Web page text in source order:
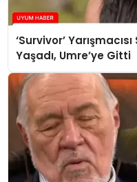
‘Survivor’
Yaşadı, Umre’ye Gitti